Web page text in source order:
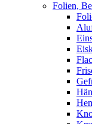
Folien,